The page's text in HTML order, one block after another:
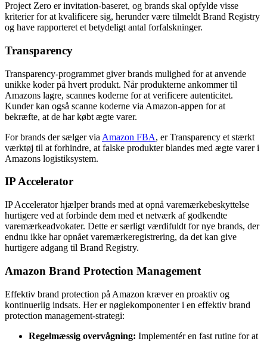
Project Zero er invitation-baseret, og brands skal opfylde visse
kriterier for at kvalificere sig, herunder være tilmeldt Brand Registry
og have rapporteret et betydeligt antal forfalskninger.
Transparency
Transparency-programmet giver brands mulighed for at anvende
unikke koder på hvert produkt. Når produkterne ankommer til
Amazons lagre, scannes koderne for at verificere autenticitet.
Kunder kan også scanne koderne via Amazon-appen for at
bekræfte, at de har købt ægte varer.
For brands der sælger via Amazon FBA, er Transparency et stærkt
værktøj til at forhindre, at falske produkter blandes med ægte varer i
Amazons logistiksystem.
IP Accelerator
IP Accelerator hjælper brands med at opnå varemærkebeskyttelse
hurtigere ved at forbinde dem med et netværk af godkendte
varemærkeadvokater. Dette er særligt værdifuldt for nye brands, der
endnu ikke har opnået varemærkeregistrering, da det kan give
hurtigere adgang til Brand Registry.
Amazon Brand Protection Management
Effektiv brand protection på Amazon kræver en proaktiv og
kontinuerlig indsats. Her er nøglekomponenter i en effektiv brand
protection management-strategi:
Regelmæssig overvågning: Implementér en fast rutine for at